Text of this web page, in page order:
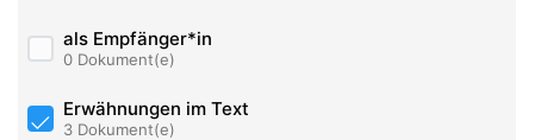
als Empfänger*in
0 Dokument(e)
Erwähnungen im Text
3 Dokument(e)